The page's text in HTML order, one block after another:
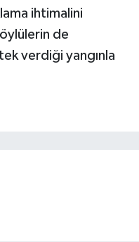
ihtimalini
de
verdiği yangınla